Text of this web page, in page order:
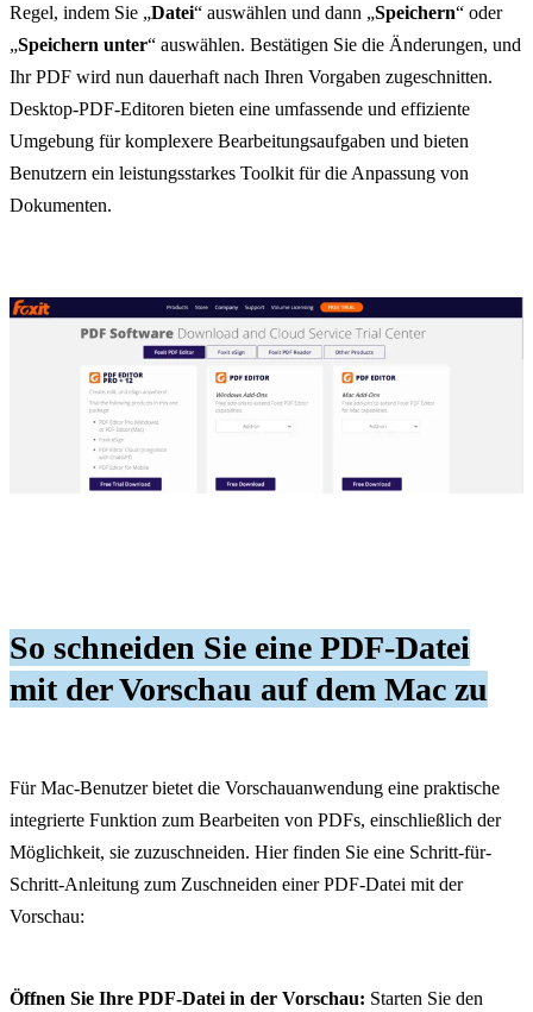
Regel, indem Sie „Datei“ auswählen und dann „Speichern“ oder
„Speichern unter“ auswählen. Bestätigen Sie die Änderungen, und
Ihr PDF wird nun dauerhaft nach Ihren Vorgaben zugeschnitten.
Desktop-PDF-Editoren bieten eine umfassende und effiziente
Umgebung für komplexere Bearbeitungsaufgaben und bieten
Benutzern ein leistungsstarkes Toolkit für die Anpassung von
Dokumenten.
So schneiden Sie eine PDF-Datei
mit der Vorschau auf dem Mac zu
Für Mac-Benutzer bietet die Vorschauanwendung eine praktische
integrierte Funktion zum Bearbeiten von PDFs, einschließlich der
Möglichkeit, sie zuzuschneiden. Hier finden Sie eine Schritt-für-
Schritt-Anleitung zum Zuschneiden einer PDF-Datei mit der
Vorschau:
Öffnen Sie Ihre PDF-Datei in der Vorschau: Starten Sie den